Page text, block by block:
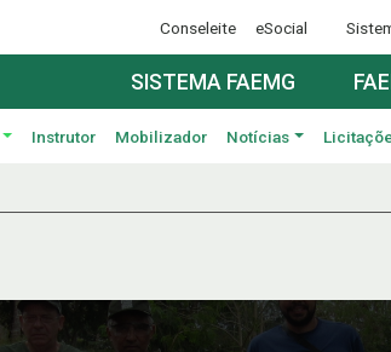
Conseleite eSocial
SISTEMA FAEMG
Instrutor Mobilizador Notícias